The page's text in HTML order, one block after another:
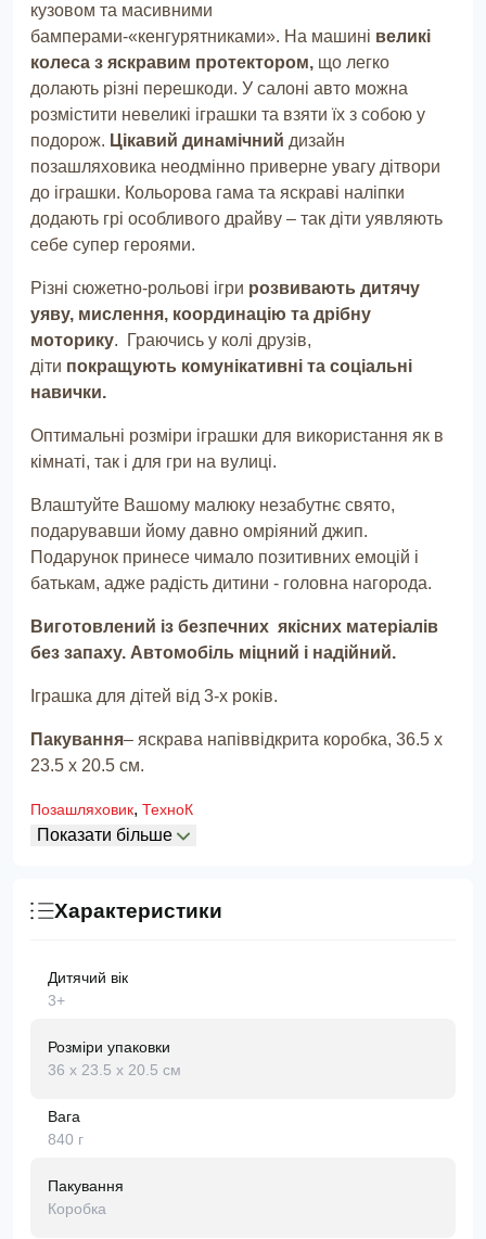
кузовом та масивними
бамперами-«кенгурятниками». На машині великі
колеса з яскравим протектором, що легко
долають різні перешкоди. У салоні авто можна
розмістити невеликі іграшки та взяти їх з собою у
подорож. Цікавий динамічний дизайн
позашляховика неодмінно приверне увагу дітвори
до іграшки. Кольорова гама та яскраві наліпки
додають грі особливого драйву – так діти уявляють
себе супер героями.
Різні сюжетно-рольові ігри розвивають дитячу
уяву, мислення, координацію та дрібну
моторику. Граючись у колі друзів,
діти покращують комунікативні та соціальні
навички.
Оптимальні розміри іграшки для використання як в
кімнаті, так і для гри на вулиці.
Влаштуйте Вашому малюку незабутнє свято,
подарувавши йому давно омріяний джип.
Подарунок принесе чимало позитивних емоцій і
батькам, адже радість дитини - головна нагорода.
Виготовлений із безпечних якісних матеріалів
без запаху. Автомобіль міцний і надійний.
Іграшка для дітей від 3-х років.
Пакування– яскрава напіввідкрита коробка, 36.5 х
23.5 х 20.5 см.
Позашляховик, ТехноК
Показати більше
Характеристики
Дитячий вік
3+
Розміри упаковки
36 х 23.5 х 20.5 см
Вага
840 г
Пакування
Коробка